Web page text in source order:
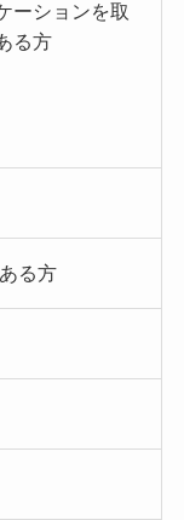
ーションを取
る方
る方